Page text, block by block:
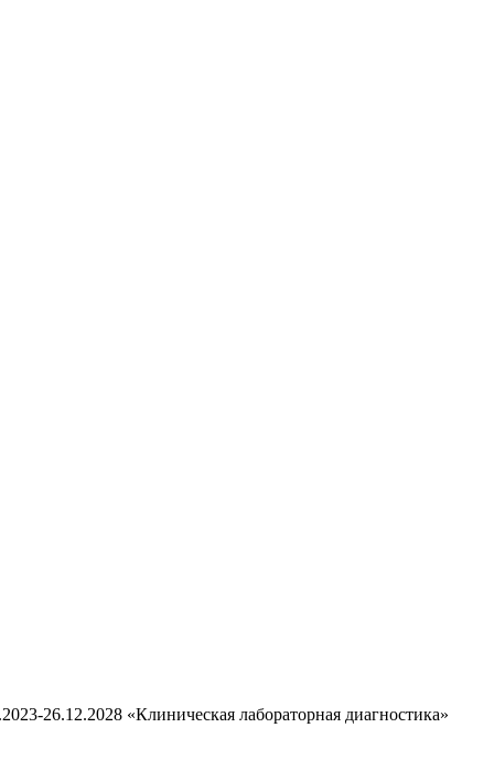
26.12.2028 «Клиническая лабораторная диагностика»